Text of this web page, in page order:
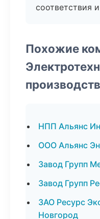
соответствия
Похожие
НПП Альянс
ООО Альянс
Завод Групп
Завод Групп
ЗАО Ресурс
Новгород